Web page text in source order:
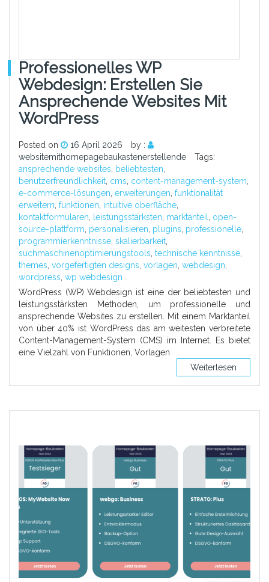
Professionelles WP
Webdesign: Erstellen Sie
Ansprechende Websites Mit
WordPress
Posted on 16 April 2026
by :
websitemithomepagebaukastenerstellende
Tags:
ansprechende websites
beliebtesten
benutzerfreundlichkeit cms content-management-system
e-commerce-lösungen erweiterungen funktionalität
erweitern funktionen intuitive oberfläche
kontaktformularen
leistungsstärksten marktanteil
open-
source-plattform personalisieren plugins professionelle
programmierkenntnisse skalierbarkeit
suchmaschinenoptimierungstools technische kenntnisse
themes vorgefertigten designs vorlagen webdesign
wordpress wp webdesign
WordPress (WP) Webdesign ist eine der beliebtesten und
leistungsstärksten Methoden, um professionelle und
ansprechende Websites zu erstellen. Mit einem Marktanteil
von über 40% ist WordPress das am weitesten verbreitete
Content-Management-System (CMS) im Internet. Es bietet
eine Vielzahl von Funktionen, Vorlagen
Weiterlesen